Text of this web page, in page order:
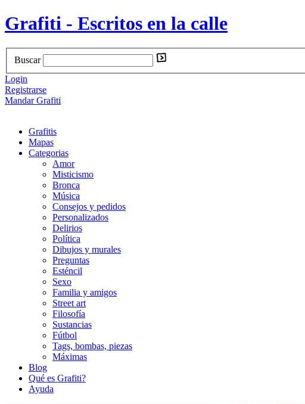
Grafiti - Escritos en la calle
Buscar
Login
Registrarse
Mandar Grafiti
Grafitis
Mapas
Categorias
Amor
Misticismo
Bronca
Música
Consejos y pedidos
Personalizados
Delirios
Política
Dibujos y murales
Preguntas
Esténcil
Sexo
Familia y amigos
Street art
Filosofía
Sustancias
Fútbol
Tags, bombas, piezas
Máximas
Blog
Qué es Grafiti?
Ayuda